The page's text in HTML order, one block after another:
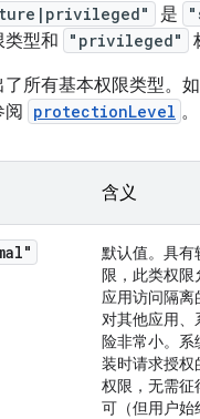
是
类型和 "privileged"
了所有基本权限类型。
阅
protectionLevel 。
含义
默认值。具有
限，此类权限
应用访问隔离
对其他应用、
险非常小。系
装时请求授权
权限，无需征
可（但用户始